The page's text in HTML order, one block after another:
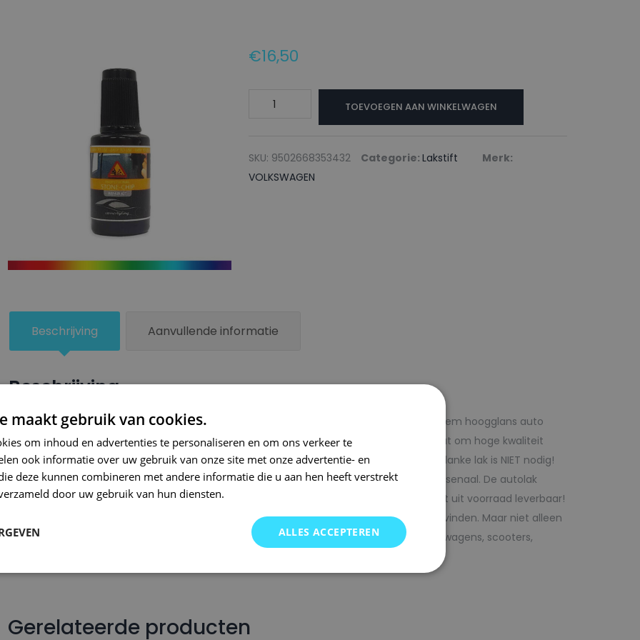
€16,50
VOLKSWAGEN
RACINGGRUEN
-
TOEVOEGEN AAN WINKELWAGEN
SKU: 9502668353432 Categorie: Lakstift
Merk:
VOLKSWAGEN
Beschrijving Aanvullende informatie
Beschrijving
Een kleiner beschadigd oppervlak van je auto behandel je zelf voordelig met 1laag systeem hoogglans auto
lakstiften van Small Repair Systems. Bij SRS bent u aan het juiste adres wanneer het gaat om hoge kwaliteit
auto lakstiften. Onze auto lakstiften zijn snel drogend en makkelijk te verwerken. Extra blanke lak is NIET nodig!
Wij hebben een gigantisch assortiment met oneindig veel kleurencombinaties in ons arsenaal. De autolak
wordt op kleurcode of kleurnaam gemaakt en is afgevuld met professionele verf. Direct uit voorraad leverbaar!
Om deze reden garanderen wij dat u altijd de gewenste kleur voor uw auto bij SRS kunt vinden. Maar niet alleen
voor auto’s.. Met onze A-kwaliteit auto lakstiften kunt u ook bij ons terecht voor bedrijfswagens, scooters,
Gerelateerde producten
maakt gebruik van cookies.
om inhoud en advertenties te personaliseren en om ons verkeer te
ook informatie over uw gebruik van onze site met onze advertentie- en
deze kunnen combineren met andere informatie die u aan hen heeft verstrekt
door uw gebruik van hun diensten.
ALLES ACCEPTEREN